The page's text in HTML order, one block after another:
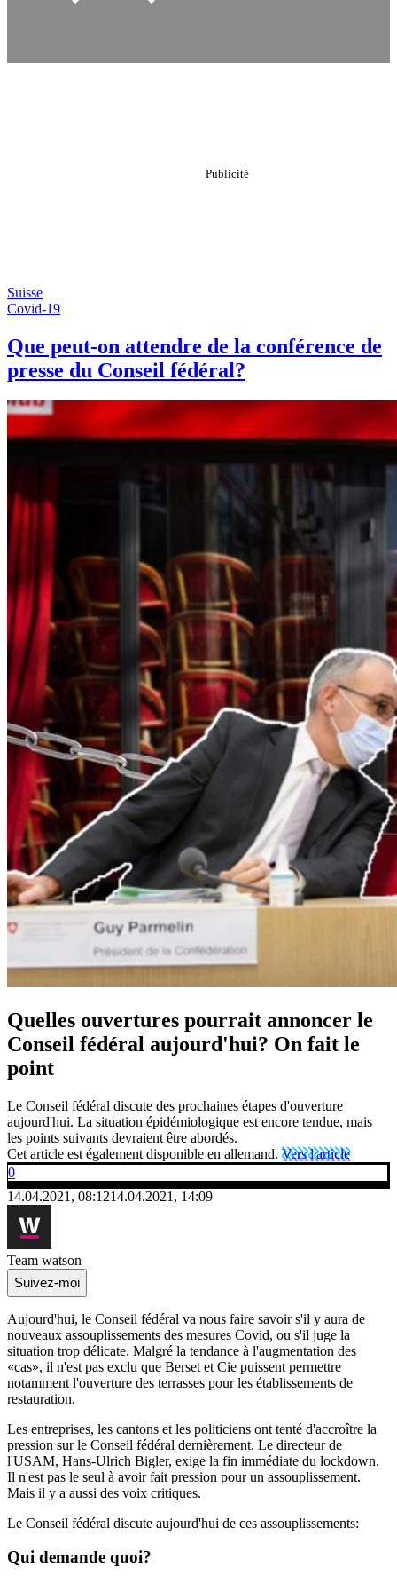
Suisse
Covid-19
Que peut-on attendre de la conférence de
presse du Conseil fédéral?
Quelles ouvertures pourrait annoncer le
Conseil fédéral aujourd'hui? On fait le
point
Le Conseil fédéral discute des prochaines étapes d'ouverture
aujourd'hui. La situation épidémiologique est encore tendue, mais
les points suivants devraient être abordés.
Cet article est également disponible en allemand. Vers l'article
0
14.04.2021, 08:1214.04.2021, 14:09
Team watson
Suivez-moi
Aujourd'hui, le Conseil fédéral va nous faire savoir s'il y aura de
nouveaux assouplissements des mesures Covid, ou s'il juge la
situation trop délicate. Malgré la tendance à l'augmentation des
«cas», il n'est pas exclu que Berset et Cie puissent permettre
notamment l'ouverture des terrasses pour les établissements de
restauration.
Les entreprises, les cantons et les politiciens ont tenté d'accroître la
pression sur le Conseil fédéral dernièrement. Le directeur de
l'USAM, Hans-Ulrich Bigler, exige la fin immédiate du lockdown.
Il n'est pas le seul à avoir fait pression pour un assouplissement.
Mais il y a aussi des voix critiques.
Le Conseil fédéral discute aujourd'hui de ces assouplissements:
Qui demande quoi?